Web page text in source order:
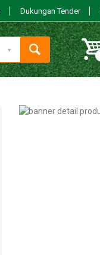
Dukungan Tender